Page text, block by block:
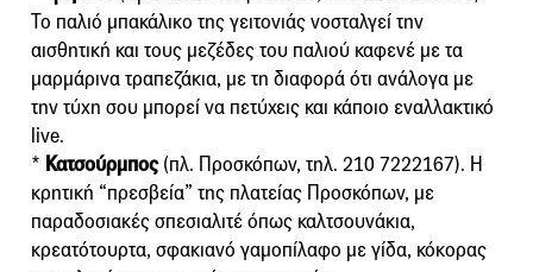
Το παλιό μπακάλικο της γειτονιάς νοσταλγεί την
αισθητική και τους μεζέδες του παλιού καφενέ με τα
μαρμάρινα τραπεζάκια, με τη διαφορά ότι ανάλογα με
την τύχη σου μπορεί να πετύχεις και κάποιο εναλλακτικό
live.
* Κατσούρμπος(πλ. Προσκόπων, τηλ. 210 7222167). Η
κρητική “πρεσβεία” της πλατείας Προσκόπων, με
παραδοσιακές σπεσιαλιτέ όπως καλτσουνάκια,
κρεατότουρτα, σφακιανό γαμοπίλαφο με γίδα, κόκορας